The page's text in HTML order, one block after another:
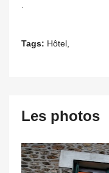
Tags: Hôtel,
Les photos